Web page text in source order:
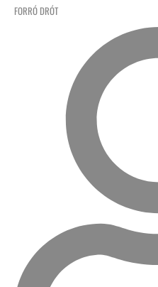
FORRÓ DRÓT